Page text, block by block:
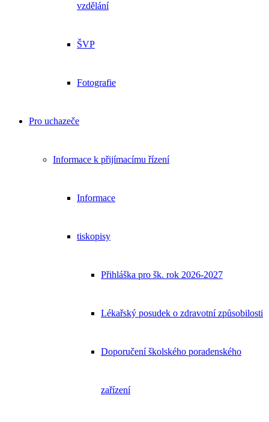
vzdělání
ŠVP
Fotografie
Pro uchazeče
Informace k přijímacímu řízení
Informace
tiskopisy
Přihláška pro šk. rok 2026-2027
Lékařský posudek o zdravotní způsobilosti
Doporučení školského poradenského
zařízení